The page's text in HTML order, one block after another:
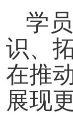
学
识、
在推
展现